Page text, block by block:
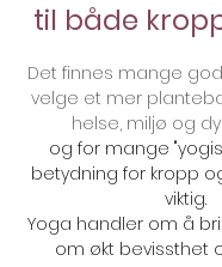
til både
Det finnes mange
velge et mer
helse, miljø og
og for mange
betydning for kropp
viktig.
Yoga handler om å
om økt bevissthet